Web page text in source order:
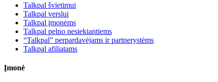
Talkpal švietimui
Talkpal verslui
Talkpal įmonėms
Talkpal pelno nesiekiantiems
“Talkpal” perpardavėjams ir partnerystėms
Talkpal afiliatams
Įmonė